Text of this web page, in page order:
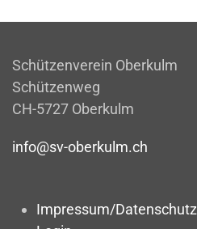
Schützenverein Oberkulm
Schützenweg
CH-5727 Oberkulm
info@sv-oberkulm.ch
Impressum/Datenschutz